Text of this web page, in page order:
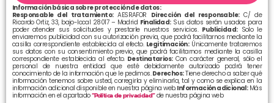
Información básica sobre protección de datos:
Responsable del tratamiento:AESRAFOR Dirección del responsable:C/ de
Ricardo Ortiz, 33, bajo-local 28017 – Madrid Finalidad:Sus datos serán usados para
poder atender sus solicitudes y prestarle nuestros servicios. Publicidad:Solo le
enviaremos publicidad con su autorización previa, que podrá facilitarnos mediante la
casilla correspondiente establecida al efecto. Legitimación:Únicamente trataremos
sus datos con su consentimiento previo, que podrá facilitarnos mediante la casilla
correspondiente establecida al efecto.Destinatarios:Con carácter general, sólo el
personal de nuestra entidad que esté debidamente autorizado podrá tener
conocimiento de la información que le pedimos.Derechos:Tiene derecho a saber qué
información tenemos sobre usted, corregirla y eliminarla, tal y como se explica en la
información adicional disponible en nuestra página web.Información adicional:Más
información en el apartado“Política de privacidad”de nuestra página web